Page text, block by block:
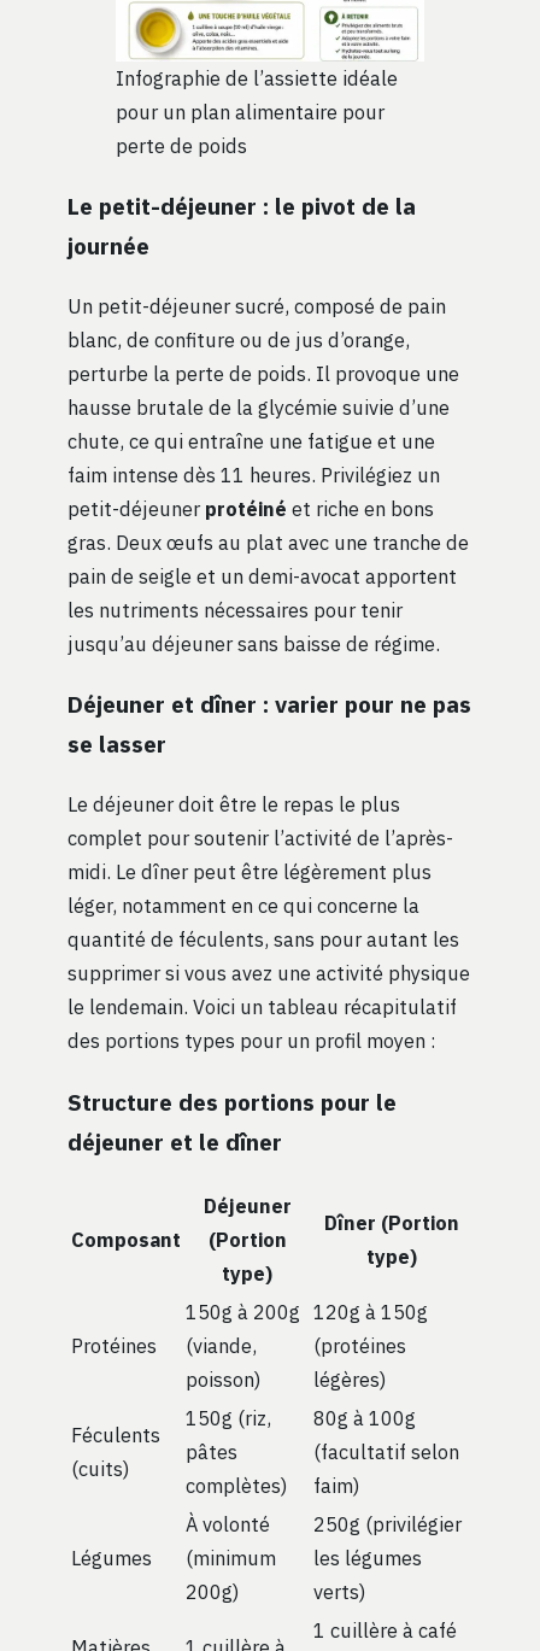
Infographie de l’assiette idéale
pour un plan alimentaire pour
perte de poids
Le petit-déjeuner : le pivot de la
journée
Un petit-déjeuner sucré, composé de pain
blanc, de confiture ou de jus d’orange,
perturbe la perte de poids. Il provoque une
hausse brutale de la glycémie suivie d’une
chute, ce qui entraîne une fatigue et une
faim intense dès 11 heures. Privilégiez un
petit-déjeunerprotéiné et riche en bons
gras. Deux œufs au plat avec une tranche de
pain de seigle et un demi-avocat apportent
les nutriments nécessaires pour tenir
jusqu’au déjeuner sans baisse de régime.
Déjeuner et dîner : varier pour ne pas
se lasser
Le déjeuner doit être le repas le plus
complet pour soutenir l’activité de l’après-
midi. Le dîner peut être légèrement plus
léger, notamment en ce qui concerne la
quantité de féculents, sans pour autant les
supprimer si vous avez une activité physique
le lendemain. Voici un tableau récapitulatif
des portions types pour un profil moyen :
Structure des portions pour le
déjeuner et le dîner
Composant
Déjeuner
(Portion
type)
Dîner (Portion
type)
Protéines
150g à 200g
(viande,
poisson)
120g à 150g
(protéines
légères)
Féculents
(cuits)
150g (riz,
pâtes
complètes)
80g à 100g
(facultatif selon
faim)
Légumes
À volonté
(minimum
200g)
250g (privilégier
les légumes
verts)
1 cuillère à café